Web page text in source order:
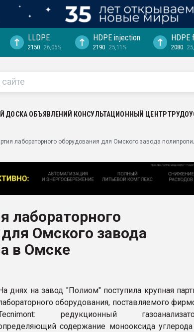
LLDPE
2150 26,05%
HDPE injection
2190 25,11%
HDPE
2080
ДОСКА ОБЪЯВЛЕНИЙ КОНСУЛЬТАЦИОННЫЙ ЦЕНТР
лабораторного оборудования для Омского завода
лабораторного
Омского завода
в Омске
На днях на завод "Полиом" поступила крупная
оборудования, поставляемого
редукционный
содержание монооксида